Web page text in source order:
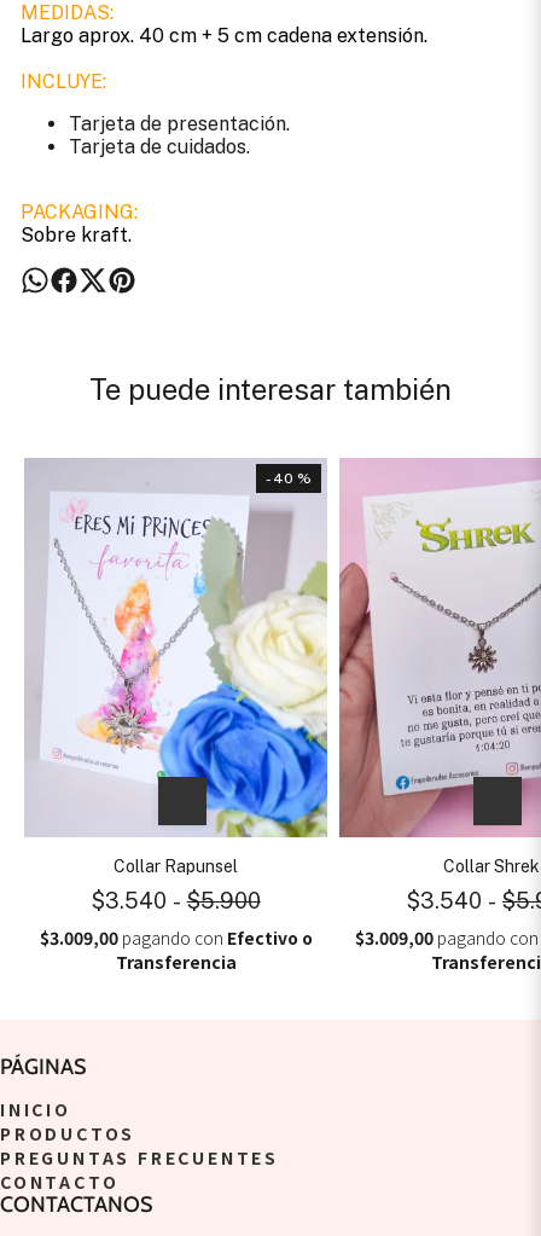
MEDIDAS:
Largo aprox. 40 cm + 5 cm cadena extensión.
INCLUYE:
Tarjeta de presentación.
Tarjeta de cuidados.
PACKAGING:
Sobre kraft.
Te puede interesar también
- 40 %
Collar Rapunsel
$3.540 - $5.900
$3.009,00pagando con Efectivo o
Transferencia
Collar Shrek
$3.540 -
$3.009,00pagando con
PÁGINAS
INICIO
PRODUCTOS
PREGUNTAS FRECUENTES
CONTACTO
CONTACTANOS